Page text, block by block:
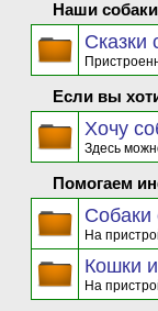
Наши
Сказки
Если вы
Хочу
Здесь
Помогаем
Собаки
На
Кошки
На